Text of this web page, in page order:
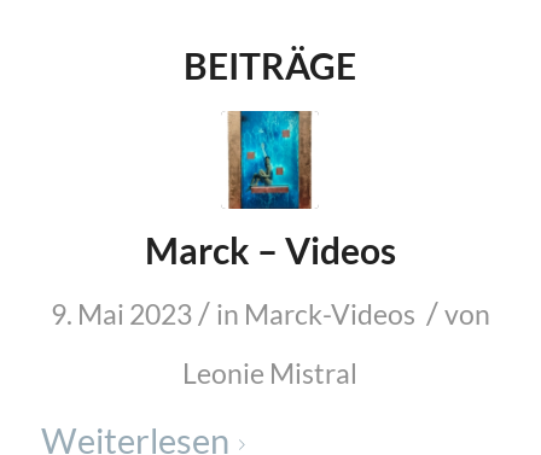
BEITRÄGE
Marck – Videos
9. Mai 2023 / in Marck-Videos /von
Leonie Mistral
Weiterlesen